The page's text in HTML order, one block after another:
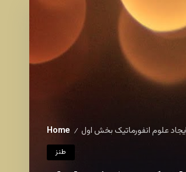
Home / علوم انفورماتیک بخش اول
طنز